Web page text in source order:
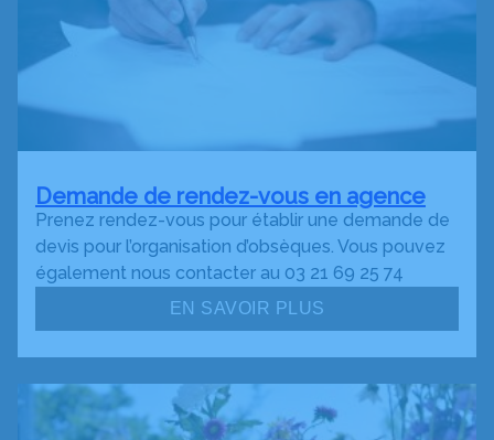
Demande de rendez-vous en agence
Prenez rendez-vous pour établir une demande de
devis pour l’organisation d’obsèques. Vous pouvez
également nous contacter au 03 21 69 25 74
EN SAVOIR PLUS